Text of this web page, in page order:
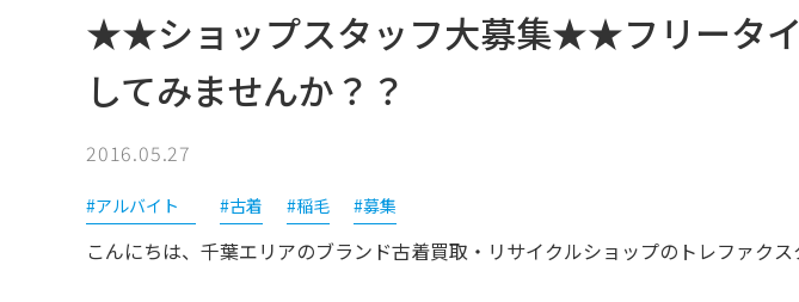
★★ショップスタッフ大募集★★フリータイ
してみませんか？？
2016.05.27
#アルバイト #古着 #稲毛 #募集
こんにちは、千葉エリアのブランド古着買取・リサイクルショップのトレファクス